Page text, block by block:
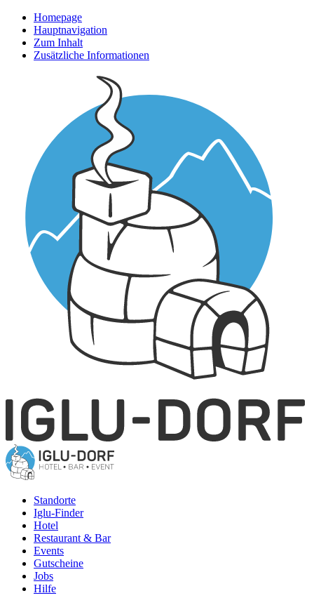
Homepage
Hauptnavigation
Zum Inhalt
Zusätzliche Informationen
Standorte
Iglu-Finder
Hotel
Restaurant & Bar
Events
Gutscheine
Jobs
Hilfe